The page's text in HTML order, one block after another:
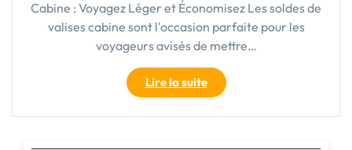
Cabine : Voyagez Léger et Économisez Les soldes de
valises cabine sont l'occasion parfaite pour les
voyageurs avisés de mettre…
Lire la suite"Profitez
des
Soldes